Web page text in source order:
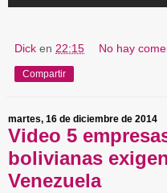
Dick en 22:15 No hay
Compartir
martes, 16 de diciembre de 2014
Video 5
bolivianas
Venezuela